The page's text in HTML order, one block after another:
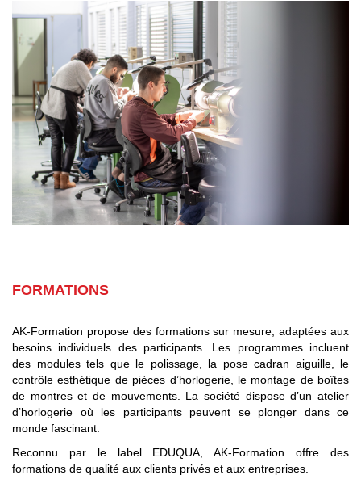
FORMATIONS
AK-Formation propose des formations sur mesure, adaptées aux
besoins individuels des participants. Les programmes incluent
des modules tels que le polissage, la pose cadran aiguille, le
contrôle esthétique de pièces d’horlogerie, le montage de boîtes
de montres et de mouvements. La société dispose d’un atelier
d’horlogerie où les participants peuvent se plonger dans ce
monde fascinant.
​Reconnu par le label EDUQUA, AK-Formation offre des
formations de qualité aux clients privés et aux entreprises.